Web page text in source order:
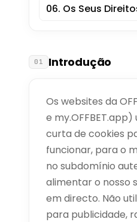
06. Os Seus
01 Introdução
Os websites da
e
curta de cookies
funcionar, para o
no subdomínio
alimentar o nosso
em directo. Não
para publicidade,